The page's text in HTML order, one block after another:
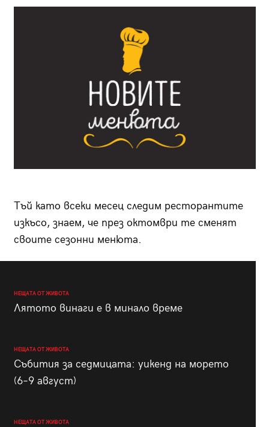
Тъй като всеки месец следим ресторантите
изкъсо, знаем, че през октомври те сменят
своите сезонни менюта.
НЕЩАТА ОТ ЖИВОТА
Лятото винаги е в минало време
НЕЩАТА ОТ ЖИВОТА
Събития за седмицата: уикенд на морето
(6–9 август)
НЕЩАТА ОТ ЖИВОТА